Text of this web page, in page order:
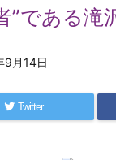
”である滝
9月14日
Twitter